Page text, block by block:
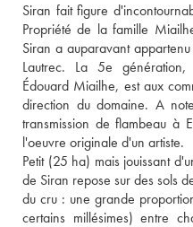
Siran fait figure
Propriété de la famille
Siran a auparavant
Lautrec. La 5e
Édouard Miailhe, est aux
direction du domaine. A
transmission de flambeau à
l'oeuvre originale d'un artiste.
Petit (25 ha) mais jouissant
de Siran repose sur des sols
du cru : une grande
certains millésimes) entre